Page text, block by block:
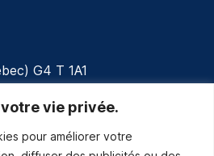
vie privée.
pour améliorer votre
G4 T 1A1